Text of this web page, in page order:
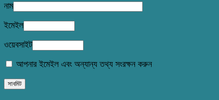
নাম
ইমেইল
ওয়েবসাইট
আপনার ইমেইল এবং অন্যান্য তথ্য সংরক্ষন করুন